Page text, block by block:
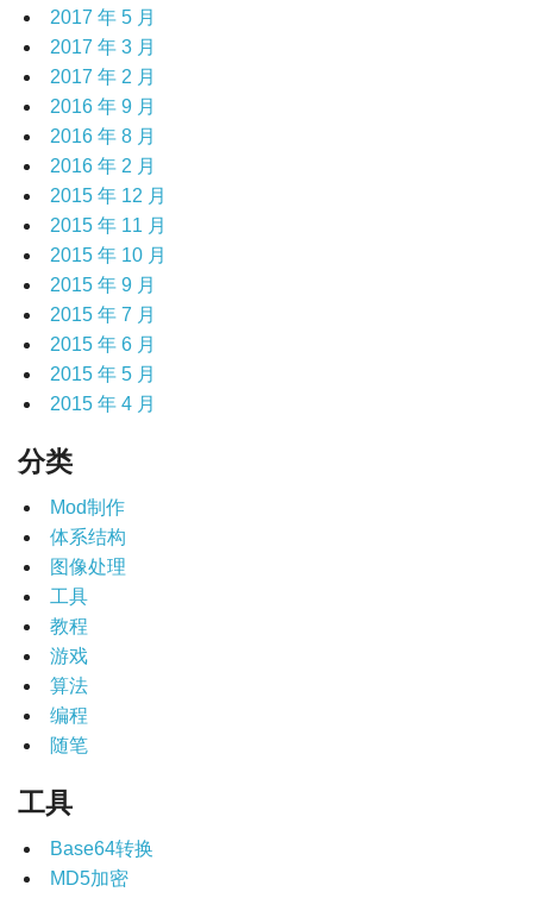
2017 年 5 月
2017 年 3 月
2017 年 2 月
2016 年 9 月
2016 年 8 月
2016 年 2 月
2015 年 12 月
2015 年 11 月
2015 年 10 月
2015 年 9 月
2015 年 7 月
2015 年 6 月
2015 年 5 月
2015 年 4 月
分类
Mod制作
体系结构
图像处理
工具
教程
游戏
算法
编程
随笔
工具
Base64转换
MD5加密